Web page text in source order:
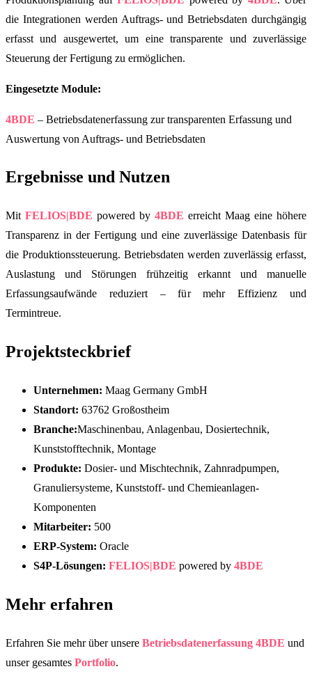
die Integrationen werden Auftrags- und Betriebsdaten durchgängig
erfasst und ausgewertet, um eine transparente und zuverlässige
Steuerung der Fertigung zu ermöglichen.
Eingesetzte Module:
4BDE – Betriebsdatenerfassung zur transparenten Erfassung und
Auswertung von Auftrags- und Betriebsdaten
Ergebnisse und Nutzen
Mit FELIOS|BDE powered by 4BDE erreicht Maag eine höhere
Transparenz in der Fertigung und eine zuverlässige Datenbasis für
die Produktionssteuerung. Betriebsdaten werden zuverlässig erfasst,
Auslastung und Störungen frühzeitig erkannt und manuelle
Erfassungsaufwände reduziert – für mehr Effizienz und
Termintreue.
Projektsteckbrief
Unternehmen: Maag Germany GmbH
Standort: 63762 Großostheim
Branche:Maschinenbau, Anlagenbau, Dosiertechnik,
Kunststofftechnik, Montage
Produkte: Dosier- und Mischtechnik, Zahnradpumpen,
Granuliersysteme, Kunststoff- und Chemieanlagen-
Komponenten
Mitarbeiter: 500
ERP-System: Oracle
S4P-Lösungen: FELIOS|BDE powered by 4BDE
Mehr erfahren
Erfahren Sie mehr über unsere Betriebsdatenerfassung 4BDE und
unser gesamtes Portfolio.